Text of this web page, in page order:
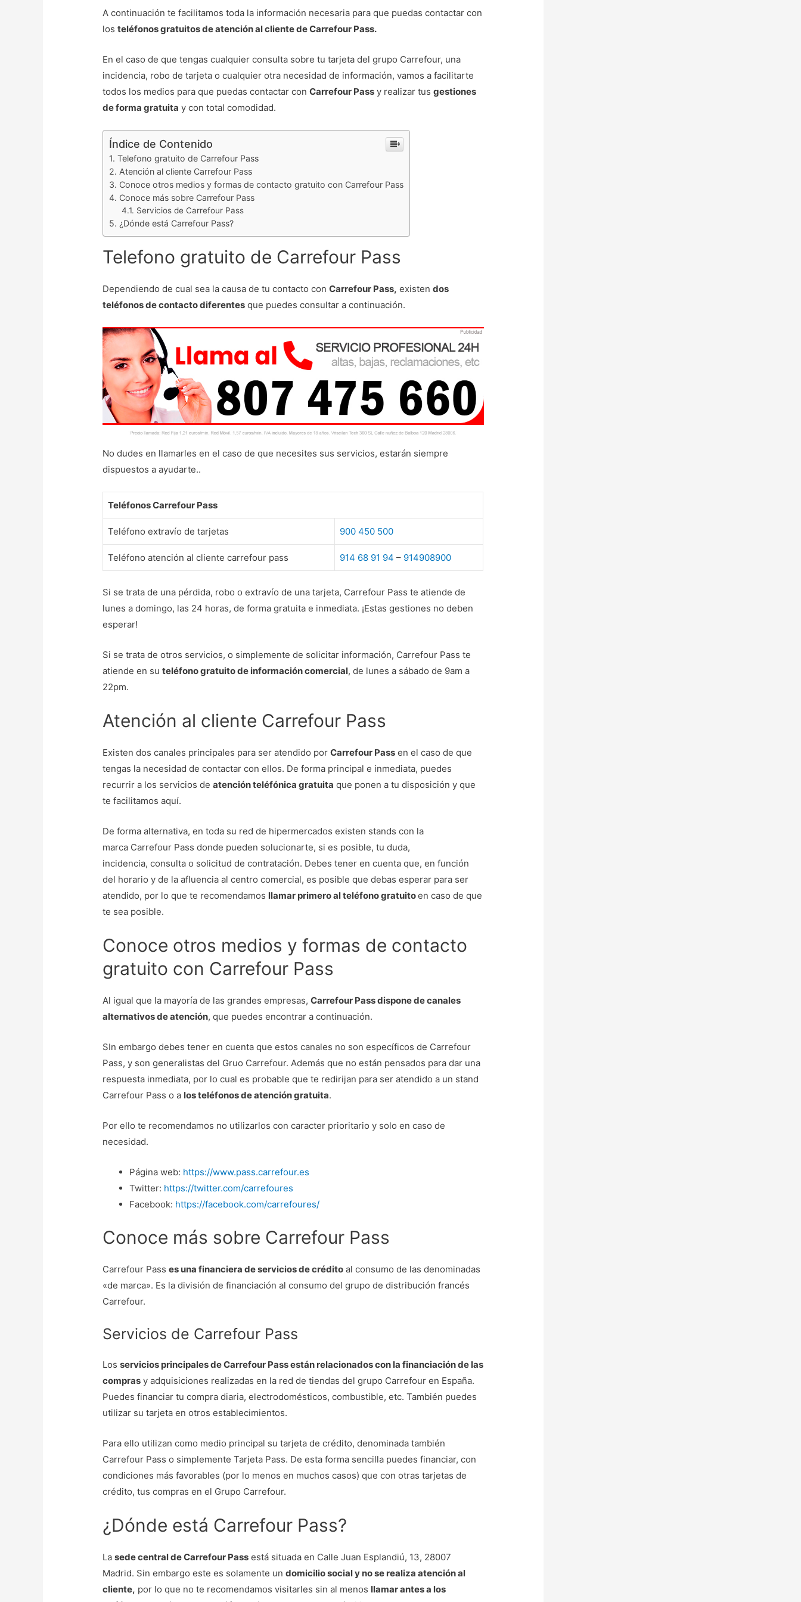
A continuación te facilitamos toda la información necesaria para que puedas contactar con
losteléfonos gratuitos de atención al cliente de Carrefour Pass.
En el caso de que tengas cualquier consulta sobre tu tarjeta del grupo Carrefour, una
incidencia, robo de tarjeta o cualquier otra necesidad de información, vamos a facilitarte
todos los medios para que puedas contactar conCarrefour Pass y realizar tusgestiones
de forma gratuita y con total comodidad.
Índice de Contenido
Telefono gratuito de Carrefour Pass
Atención al cliente Carrefour Pass
Conoce otros medios y formas de contacto gratuito con Carrefour Pass
Conoce más sobre Carrefour Pass
Servicios de Carrefour Pass
¿Dónde está Carrefour Pass?
Telefono gratuito de Carrefour Pass
Dependiendo de cual sea la causa de tu contacto conCarrefour Pass, existendos
teléfonos de contacto diferentes que puedes consultar a continuación.
No dudes en llamarles en el caso de que necesites sus servicios, estarán siempre
dispuestos a ayudarte..
Teléfonos Carrefour Pass
Teléfono extravío de tarjetas 900 450 500
Teléfono atención al cliente carrefour pass 914 68 91 94 – 914908900
Si se trata de una pérdida, robo o extravío de una tarjeta, Carrefour Pass te atiende de
lunes a domingo, las 24 horas, de forma gratuita e inmediata. ¡Estas gestiones no deben
esperar!
Si se trata de otros servicios, o simplemente de solicitar información, Carrefour Pass te
atiende en suteléfono gratuito de información comercial, de lunes a sábado de 9am a
22pm.
Atención al cliente Carrefour Pass
Existen dos canales principales para ser atendido porCarrefour Pass en el caso de que
tengas la necesidad de contactar con ellos. De forma principal e inmediata, puedes
recurrir a los servicios deatención teléfónica gratuita que ponen a tu disposición y que
te facilitamos aquí.
De forma alternativa, en toda su red de hipermercados existen stands con la
marca Carrefour Pass donde pueden solucionarte, si es posible, tu duda,
incidencia, consulta o solicitud de contratación. Debes tener en cuenta que, en función
del horario y de la afluencia al centro comercial, es posible que debas esperar para ser
atendido, por lo que te recomendamos llamar primero al teléfono gratuitoen caso de que
te sea posible.
Conoce otros medios y formas de contacto
gratuito con Carrefour Pass
Al igual que la mayoría de las grandes empresas,Carrefour Pass dispone de canales
alternativos de atención, que puedes encontrar a continuación.
SIn embargo debes tener en cuenta que estos canales no son específicos de Carrefour
Pass, y son generalistas del Gruo Carrefour. Además que no están pensados para dar una
respuesta inmediata, por lo cual es probable que te redirijan para ser atendido a un stand
Carrefour Pass o a los teléfonos de atención gratuita.
Por ello te recomendamos no utilizarlos con caracter prioritario y solo en caso de
necesidad.
Página web: https://www.pass.carrefour.es
Twitter: https://twitter.com/carrefoures
Facebook: https://facebook.com/carrefoures/
Conoce más sobre Carrefour Pass
Carrefour Passes una financiera de servicios de crédito al consumo de las denominadas
«de marca». Es la división de financiación al consumo del grupo de distribución francés
Carrefour.
Servicios de Carrefour Pass
Losservicios principales de Carrefour Pass están relacionados con la financiación de las
compras y adquisiciones realizadas en la red de tiendas del grupo Carrefour en España.
Puedes financiar tu compra diaria, electrodomésticos, combustible, etc. También puedes
utilizar su tarjeta en otros establecimientos.
Para ello utilizan como medio principal su tarjeta de crédito, denominada también
Carrefour Pass o simplemente Tarjeta Pass. De esta forma sencilla puedes financiar, con
condiciones más favorables (por lo menos en muchos casos) que con otras tarjetas de
crédito, tus compras en el Grupo Carrefour.
¿Dónde está Carrefour Pass?
Lasede central de Carrefour Pass está situada en Calle Juan Esplandiú, 13, 28007
Madrid. Sin embargo este es solamente undomicilio social y no se realiza atención al
cliente, por lo que no te recomendamos visitarles sin al menos llamar antes a los